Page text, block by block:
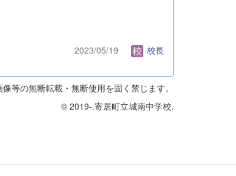
2023/05/19 校長
等の無断転載・無断使用を固く禁じます。
© 2019-.寄居町立城南中学校.